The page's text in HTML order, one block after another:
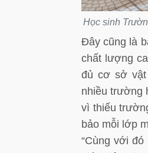
Học sinh
Đây cũng là
chất lượng
đủ cơ sở vật
nhiều trường
vì thiếu
bảo mỗi lớp
“Cùng với